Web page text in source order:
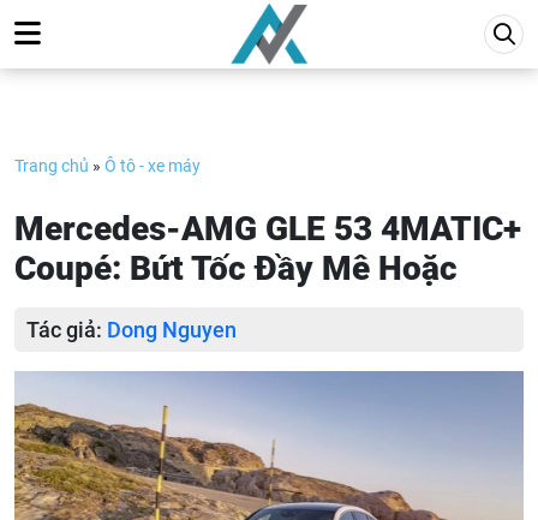
to
content
Trang chủ » Ô tô - xe máy
Mercedes-AMG GLE 53 4MATIC+
Coupé: Bứt Tốc Đầy Mê Hoặc
Tác giả: Dong Nguyen